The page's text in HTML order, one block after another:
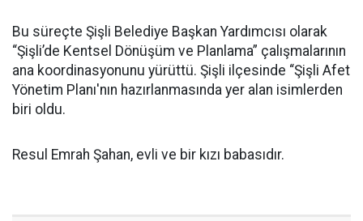
Bu süreçte Şişli Belediye Başkan Yardımcısı olarak
“Şişli’de Kentsel Dönüşüm ve Planlama” çalışmalarının
ana koordinasyonunu yürüttü. Şişli ilçesinde “Şişli Afet
Yönetim Planı'nın hazırlanmasında yer alan isimlerden
biri oldu.
Resul Emrah Şahan, evli ve bir kızı babasıdır.